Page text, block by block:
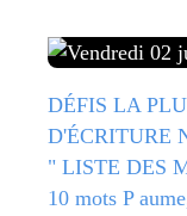
DÉFIS LA
D'ÉCRITURE
" LISTE DES
10 mots P